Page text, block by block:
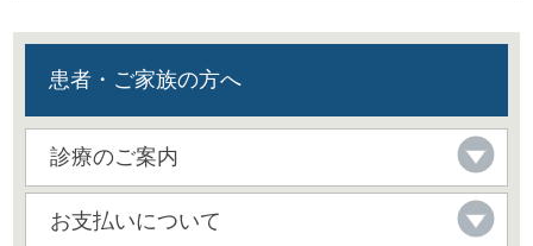
患者・ご家族の方へ
診療のご案内
お支払いについて